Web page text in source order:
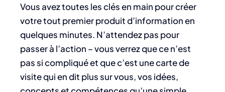
Vous avez toutes les clés en main pour créer
votre tout premier produit d’information en
quelques minutes. N’attendez pas pour
passer à l’action – vous verrez que ce n’est
pas si compliqué et que c’est une carte de
visite qui en dit plus sur vous, vos idées,